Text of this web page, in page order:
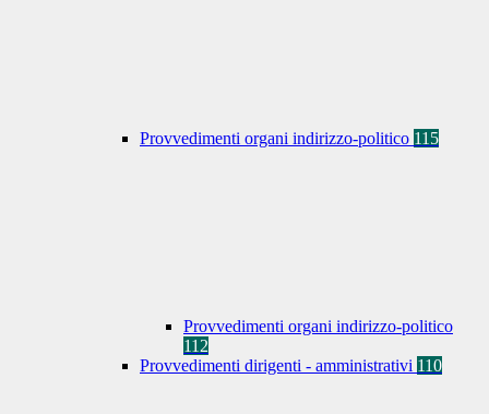
Provvedimenti organi indirizzo-politico 115
Provvedimenti organi indirizzo-politico
112
Provvedimenti dirigenti - amministrativi 110